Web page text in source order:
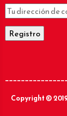
Copyright ©